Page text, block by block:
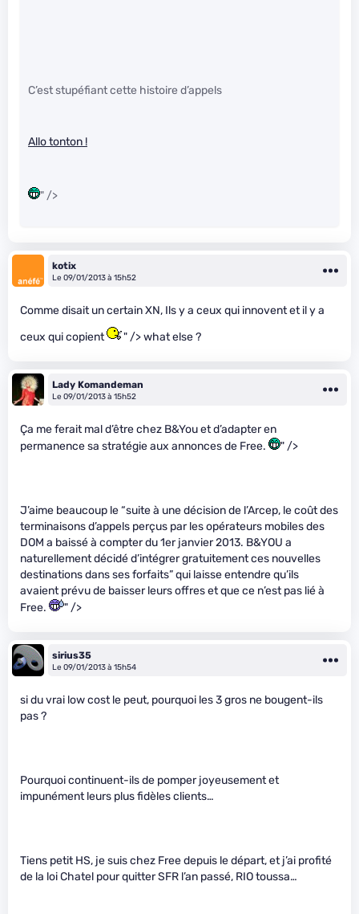
C’est stupéfiant cette histoire d’appels
Allo tonton !
" />
kotix
Le 09/01/2013 à 15h52
Comme disait un certain XN, Ils y a ceux qui innovent et il y a
ceux qui copient
" /> what else ?
Lady Komandeman
Le 09/01/2013 à 15h52
Ça me ferait mal d’être chez B&You et d’adapter en
permanence sa stratégie aux annonces de Free.
" />
J’aime beaucoup le “suite à une décision de l’Arcep, le coût des
terminaisons d’appels perçus par les opérateurs mobiles des
DOM a baissé à compter du 1er janvier 2013. B&YOU a
naturellement décidé d’intégrer gratuitement ces nouvelles
destinations dans ses forfaits” qui laisse entendre qu’ils
avaient prévu de baisser leurs offres et que ce n’est pas lié à
Free.
" />
sirius35
Le 09/01/2013 à 15h54
si du vrai low cost le peut, pourquoi les 3 gros ne bougent-ils
pas ?
Pourquoi continuent-ils de pomper joyeusement et
impunément leurs plus fidèles clients…
Tiens petit HS, je suis chez Free depuis le départ, et j’ai profité
de la loi Chatel pour quitter SFR l’an passé, RIO toussa…